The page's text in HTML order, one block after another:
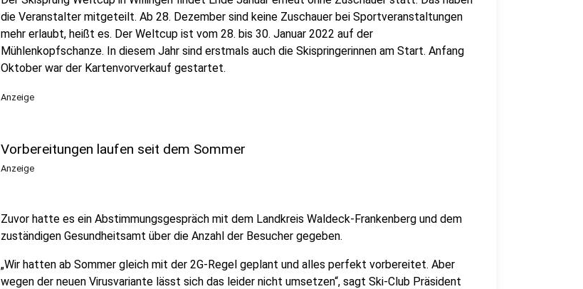
die Veranstalter mitgeteilt. Ab 28. Dezember sind keine Zuschauer bei Sportveranstaltungen
mehr erlaubt, heißt es. Der Weltcup ist vom 28. bis 30. Januar 2022 auf der
Mühlenkopfschanze. In diesem Jahr sind erstmals auch die Skispringerinnen am Start. Anfang
Oktober war der Kartenvorverkauf gestartet.
Anzeige
Vorbereitungen laufen seit dem Sommer
Anzeige
Zuvor hatte es ein Abstimmungsgespräch mit dem Landkreis Waldeck-Frankenberg und dem
zuständigen Gesundheitsamt über die Anzahl der Besucher gegeben.
„Wir hatten ab Sommer gleich mit der 2G-Regel geplant und alles perfekt vorbereitet. Aber
wegen der neuen Virusvariante lässt sich das leider nicht umsetzen“, sagt Ski-Club Präsident